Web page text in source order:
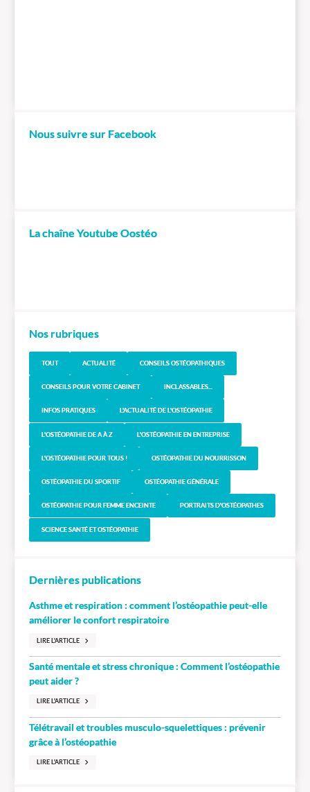
Nous suivre sur Facebook
La chaîne Youtube Oostéo
Nos rubriques
TOUT ACTUALITÉ CONSEILS OSTÉOPATHIQUES
CONSEILS POUR VOTRE CABINET INCLASSABLES...
INFOS PRATIQUES L'ACTUALITÉ DE L'OSTÉOPATHIE
L'OSTÉOPATHIE DE A À Z L'OSTÉOPATHIE EN ENTREPRISE
L'OSTÉOPATHIE POUR TOUS ! OSTÉOPATHIE DU NOURRISSON
OSTÉOPATHIE DU SPORTIF OSTÉOPATHIE GÉNÉRALE
OSTÉOPATHIE POUR FEMME ENCEINTE PORTRAITS D'OSTÉOPATHES
SCIENCE SANTÉ ET OSTÉOPATHIE
Dernières publications
Asthme et respiration : comment l’ostéopathie peut-elle
améliorer le confort respiratoire
LIRE L'ARTICLE
Santé mentale et stress chronique : Comment l’ostéopathie
peut aider ?
LIRE L'ARTICLE
Télétravail et troubles musculo-squelettiques : prévenir
grâce à l’ostéopathie
LIRE L'ARTICLE